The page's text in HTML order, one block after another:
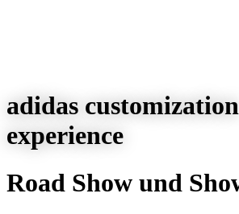
adidas customization
experience
Road Show und